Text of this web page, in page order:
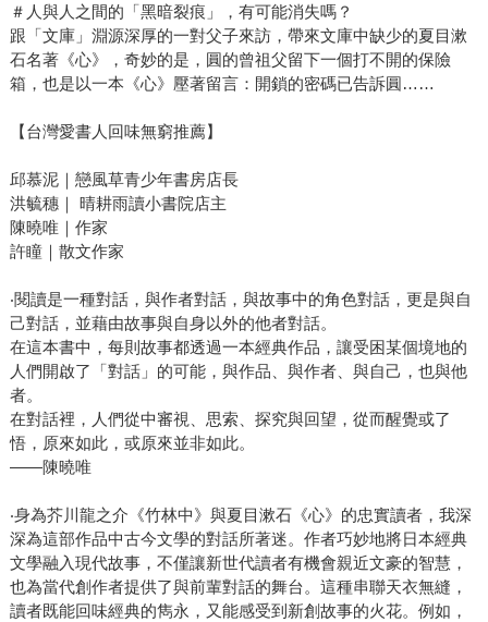
＃人與人之間的「黑暗裂痕」，有可能消失嗎？
跟「文庫」淵源深厚的一對父子來訪，帶來文庫中缺少的夏目漱
石名著《心》，奇妙的是，圓的曾祖父留下一個打不開的保險
箱，也是以一本《心》壓著留言：開鎖的密碼已告訴圓……
【台灣愛書人回味無窮推薦】
邱慕泥｜戀風草青少年書房店長
洪毓穗｜ 晴耕雨讀小書院店主
陳曉唯｜作家
許瞳｜散文作家
‧閱讀是一種對話，與作者對話，與故事中的角色對話，更是與自
己對話，並藉由故事與自身以外的他者對話。
在這本書中，每則故事都透過一本經典作品，讓受困某個境地的
人們開啟了「對話」的可能，與作品、與作者、與自己，也與他
者。
在對話裡，人們從中審視、思索、探究與回望，從而醒覺或了
悟，原來如此，或原來並非如此。
——陳曉唯
‧身為芥川龍之介《竹林中》與夏目漱石《心》的忠實讀者，我深
深為這部作品中古今文學的對話所著迷。作者巧妙地將日本經典
文學融入現代故事，不僅讓新世代讀者有機會親近文豪的智慧，
也為當代創作者提供了與前輩對話的舞台。這種串聯天衣無縫，
讀者既能回味經典的雋永，又能感受到新創故事的火花。例如，